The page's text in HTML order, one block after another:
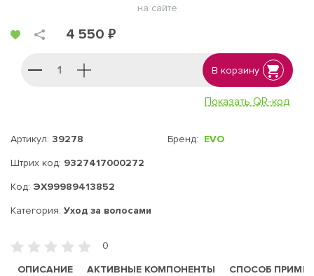
на сайте
4 550 ₽
В корзину
Показать QR-код
Артикул: 39278
Штрих код: 9327417000272
Код: ЭХ99989413852
Бренд: EVO
Категория: Уход за волосами
0
ОПИСАНИЕ
АКТИВНЫЕ КОМПОНЕНТЫ СПОСОБ